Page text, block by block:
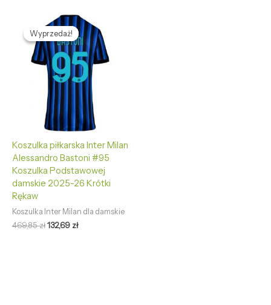
Wyprzedaż!
Wyprzedaż!
Koszulka piłkarska Inter Milan
Alessandro Bastoni #95
Koszulka Podstawowej
damskie 2025-26 Krótki
Rękaw
Koszulka Inter Milan dla damskie
469,85zł
Pierwotna
cena
wynosiła:
469,85 zł.
132,69 zł
Aktualna
cena
wynosi:
132,69 zł.